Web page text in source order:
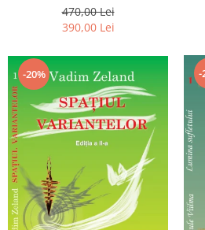
Luceafarului de Dimineata -
Gratuit)
470,00 Lei
390,00 Lei
-20% -